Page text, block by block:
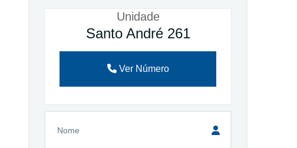
Unidade
Santo André 261
Ver Número